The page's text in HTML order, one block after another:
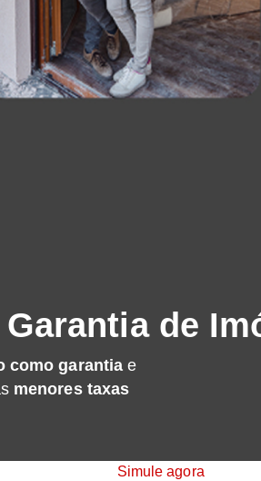
Garantia de
como garantia e
menores taxas
Simule agora